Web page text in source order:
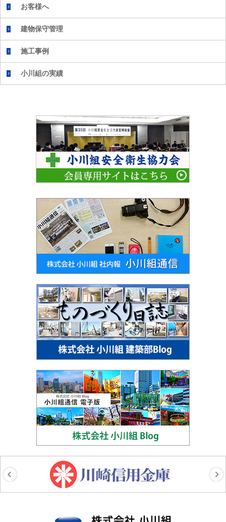
お客様へ
建物保守管理
施工事例
小川組の実績